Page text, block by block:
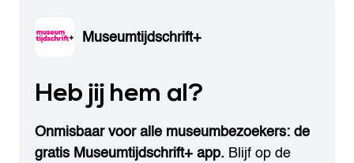
Museumtijdschrift+
Heb jij hem al?
Onmisbaar voor alle museumbezoekers: de
gratis Museumtijdschrift+ app. Blijf op de